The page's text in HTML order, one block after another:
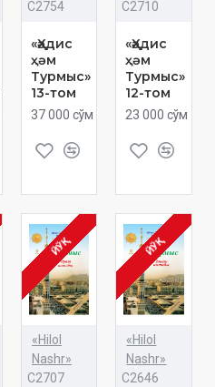
C2754
«Ҳәдис
ҳәм
Турмыс»
13-том
37 000 сўм
C2710
«Ҳәдис
ҳәм
Турмыс»
12-том
23 000 сўм
ЙЎҚ
«Hilol
Nashr»
C2707
ЙЎҚ
«Hilol
Nashr»
C2646